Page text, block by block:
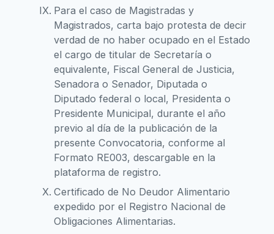
Para el caso de Magistradas y
Magistrados, carta bajo protesta de decir
verdad de no haber ocupado en el Estado
el cargo de titular de Secretaría o
equivalente, Fiscal General de Justicia,
Senadora o Senador, Diputada o
Diputado federal o local, Presidenta o
Presidente Municipal, durante el año
previo al día de la publicación de la
presente Convocatoria, conforme al
Formato RE003, descargable en la
plataforma de registro.
Certificado de No Deudor Alimentario
expedido por el Registro Nacional de
Obligaciones Alimentarias.